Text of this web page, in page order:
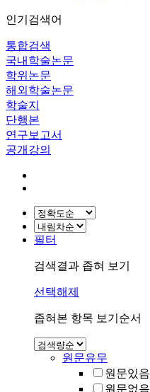
인기검색어
통합검색
국내학술논문
학위논문
해외학술논문
학술지
단행본
연구보고서
공개강의
필터
검색결과 좁혀 보기
선택해제
좁혀본 항목 보기순서
원문유무
원문있음
원문없음